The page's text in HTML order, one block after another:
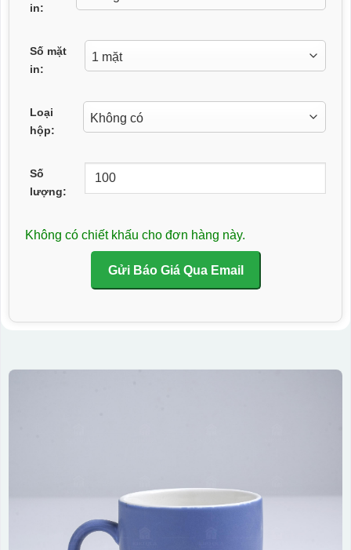
in:
Số mặt
in:
Loại
hộp:
Số
lượng:
Không có chiết khấu cho đơn hàng này.
Gửi Báo Giá Qua Email